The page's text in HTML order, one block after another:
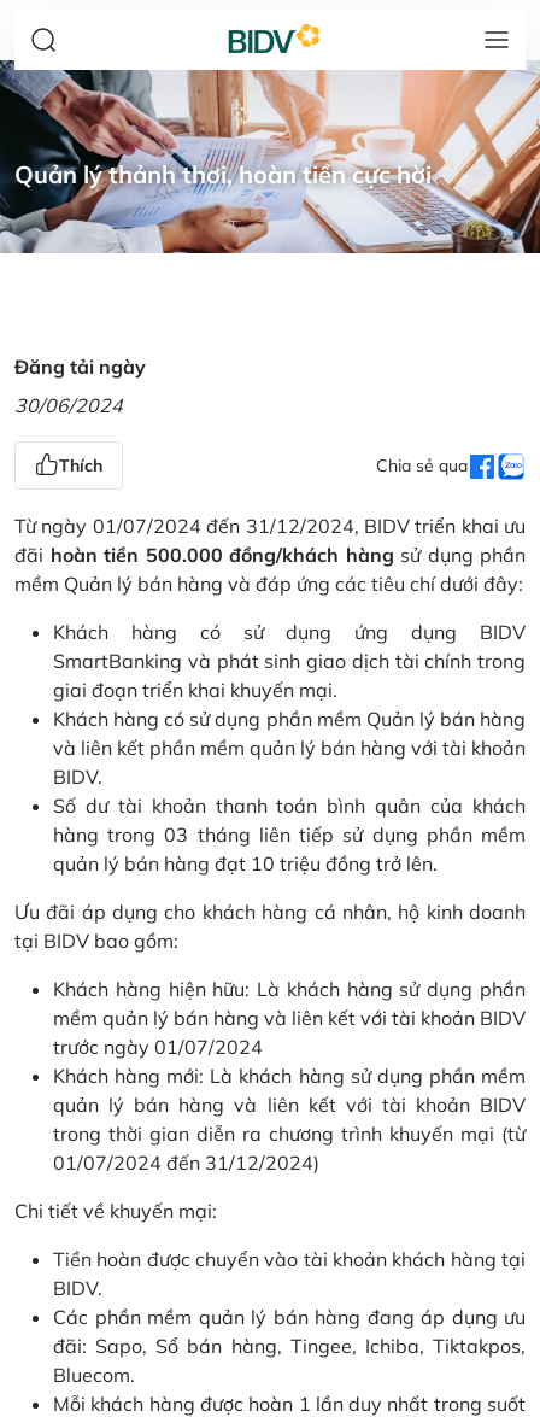
Quản lý thảnh thơi, hoàn tiền cực hời
Đăng tải ngày
30/06/2024
Thích Chia sẻ qua
Từ ngày 01/07/2024 đến 31/12/2024, BIDV triển khai ưu
đãi hoàn tiền 500.000 đồng/khách hàng sử dụng phần
mềm Quản lý bán hàng và đáp ứng các tiêu chí dưới đây:
Khách hàng có sử dụng ứng dụng BIDV
SmartBanking và phát sinh giao dịch tài chính trong
giai đoạn triển khai khuyến mại.
Khách hàng có sử dụng phần mềm Quản lý bán hàng
và liên kết phần mềm quản lý bán hàng với tài khoản
BIDV.
Số dư tài khoản thanh toán bình quân của khách
hàng trong 03 tháng liên tiếp sử dụng phần mềm
quản lý bán hàng đạt 10 triệu đồng trở lên.
Ưu đãi áp dụng cho khách hàng cá nhân, hộ kinh doanh
tại BIDV bao gồm:
Khách hàng hiện hữu: Là khách hàng sử dụng phần
mềm quản lý bán hàng và liên kết với tài khoản BIDV
trước ngày 01/07/2024
Khách hàng mới: Là khách hàng sử dụng phần mềm
quản lý bán hàng và liên kết với tài khoản BIDV
trong thời gian diễn ra chương trình khuyến mại (từ
01/07/2024 đến 31/12/2024)
Chi tiết về khuyến mại:
Tiền hoàn được chuyển vào tài khoản khách hàng tại
BIDV.
Các phần mềm quản lý bán hàng đang áp dụng ưu
đãi: Sapo, Sổ bán hàng, Tingee, Ichiba, Tiktakpos,
Bluecom.
Mỗi khách hàng được hoàn 1 lần duy nhất trong suốt